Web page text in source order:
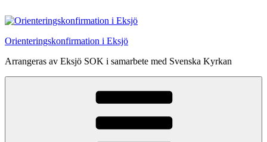
till
Orienteringskonfirmation i Eksjö
Arrangeras av Eksjö SOK i samarbete med Svenska Kyrkan